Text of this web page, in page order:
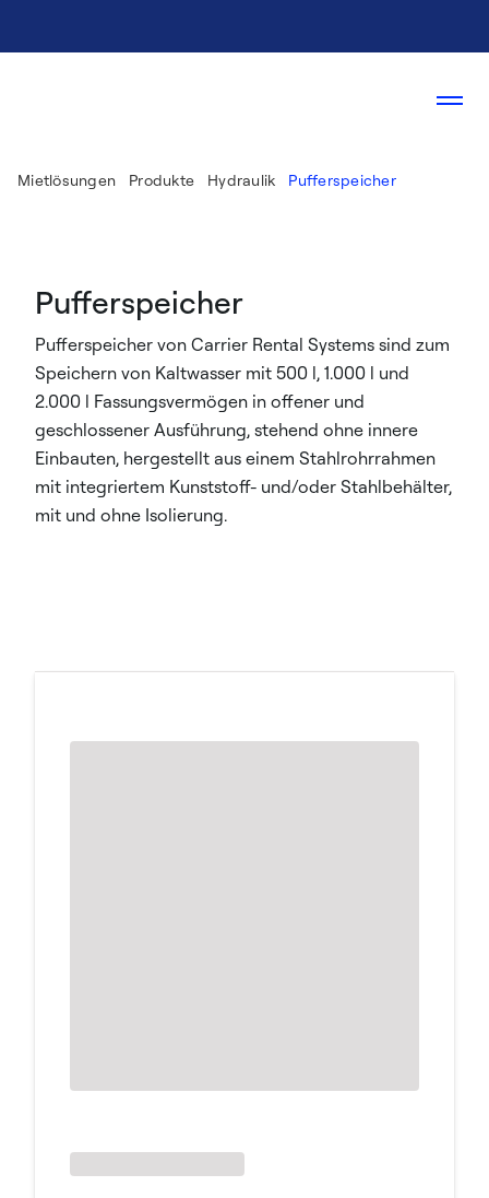
Mietlösungen Produkte Hydraulik Pufferspeicher
Pufferspeicher
Pufferspeicher von Carrier Rental Systems sind zum
Speichern von Kaltwasser mit 500 l, 1.000 l und
2.000 l Fassungsvermögen in offener und
geschlossener Ausführung, stehend ohne innere
Einbauten, hergestellt aus einem Stahlrohrrahmen
mit integriertem Kunststoff- und/oder Stahlbehälter,
mit und ohne Isolierung.